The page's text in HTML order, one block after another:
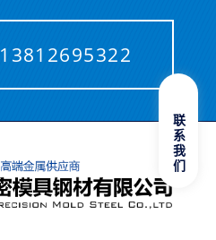
13812695322
联系我们